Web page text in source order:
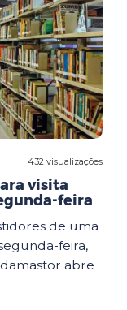
432 visualizações
visita
feira
de uma
feira,
abre